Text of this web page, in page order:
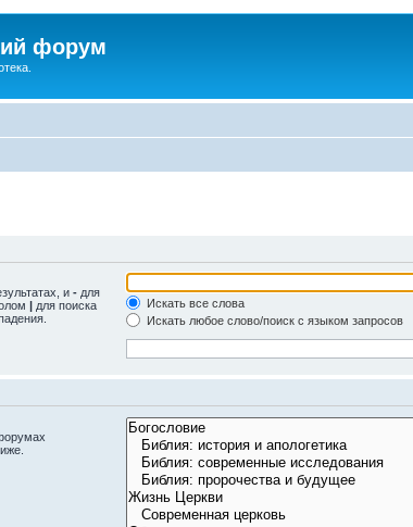
форум
и - для
| для поиска
Искать все слова
Искать любое слово/поиск с языком запросов